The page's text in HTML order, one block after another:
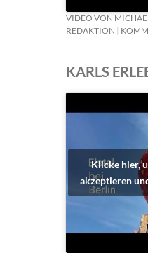
VIDEO VON
REDAKTION
KARLS
Klicke hier,
akzeptieren